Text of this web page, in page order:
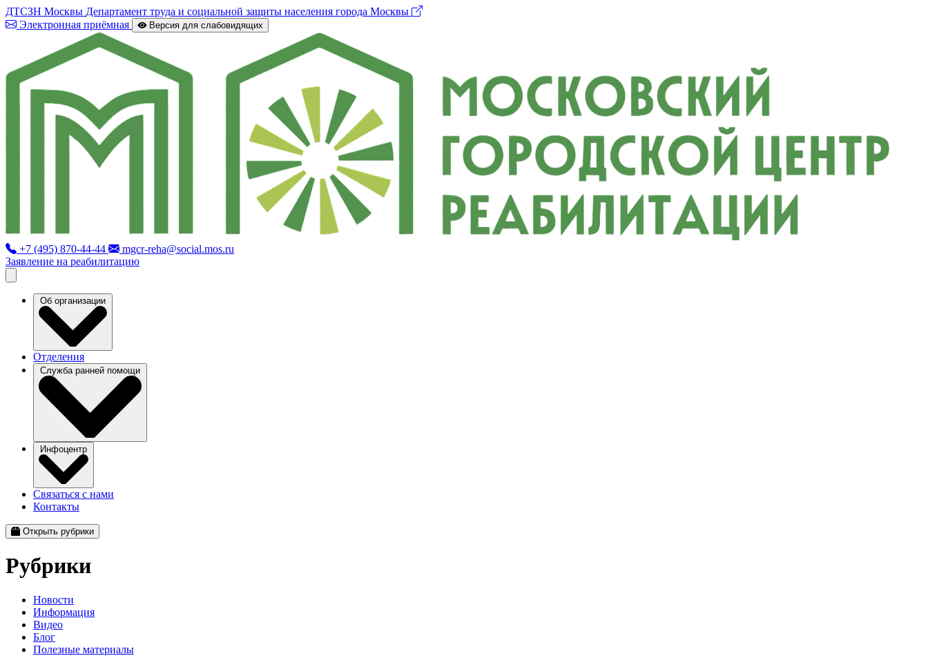
ДТСЗН Москвы Департамент труда и социальной защиты населения города Москвы
Электронная приёмная
Версия для слабовидящих
+7 (495) 870-44-44
mgcr-reha@social.mos.ru
Заявление на реабилитацию
Об организации
Отделения
Служба ранней помощи
Инфоцентр
Связаться с нами
Контакты
Открыть рубрики
Рубрики
Новости
Информация
Видео
Блог
Полезные материалы